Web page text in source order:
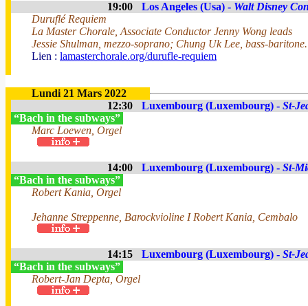
19:00 Los Angeles (Usa) - Walt Disney
Duruflé Requiem
La Master Chorale, Associate Conductor Jenny Wong leads
Jessie Shulman, mezzo-soprano; Chung Uk Lee, bass-baritone.
Lien : lamasterchorale.org/durufle-requiem
Lundi 21 Mars 2022
12:30
Luxembourg (Luxembourg) - St-
“Bach in the subways”
Marc Loewen, Orgel
14:00 Luxembourg (Luxembourg) - St-
“Bach in the subways”
Robert Kania, Orgel
Jehanne Streppenne, Barockvioline I Robert Kania, Cembalo
14:15 Luxembourg (Luxembourg) - St-
“Bach in the subways”
Robert-Jan Depta, Orgel